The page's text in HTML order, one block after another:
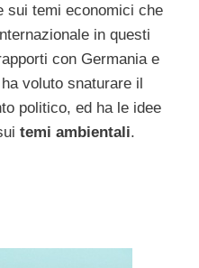
sui temi economici che
in questi
con Germania e
voluto snaturare il
politico, ed ha le idee
temi ambientali.